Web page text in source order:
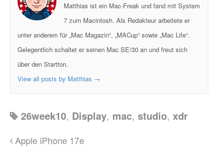
Matthias ist ein Mac-Freak und fand mit System
7 zum Macintosh. Als Redakteur arbeitete er
unter anderem für „Mac Magazin“, „MACup“ sowie „Mac Life“.
Gelegentlich schaltet er seinen Mac SE/30 an und freut sich
über den Startton.
View all posts by Matthias →
26week10, Display, mac, studio, xdr
Apple iPhone 17e